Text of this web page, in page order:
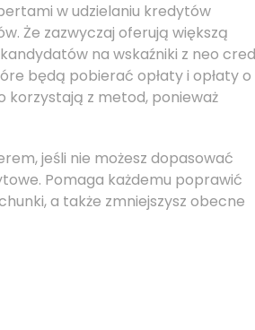
w udzielaniu kredytów
Że zazwyczaj oferują większą
na wskaźniki z neo
będą pobierać opłaty i opłaty o
korzystają z metod, ponieważ
jeśli nie możesz dopasować
Pomaga każdemu poprawić
a także zmniejszysz obecne